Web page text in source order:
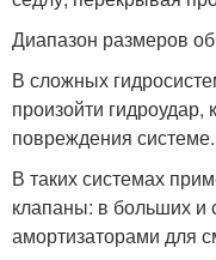
Диапазон размеров
В сложных
произойти гидроудар,
повреждения системе.
В таких системах
клапаны: в больших и
амортизаторами для